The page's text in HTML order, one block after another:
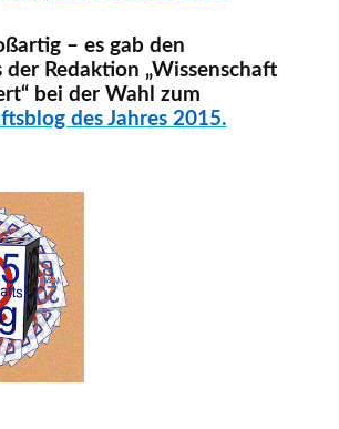
– es gab den
der Redaktion „Wissenschaft
bei der Wahl zum
des Jahres 2015.